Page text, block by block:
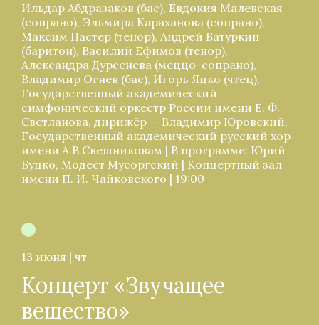
Ильдар Абдразаков (бас), Евдокия Малевская
(сопрано), Эльмира Караханова (сопрано),
Максим Пастер (тенор), Андрей Батуркин
(баритон), Василий Ефимов (тенор),
Александра Дурсенева (меццо-сопрано),
Владимир Огнев (бас), Игорь Яцко (чтец),
Государственный академический
симфонический оркестр России имени Е. Ф.
Светланова, дирижёр — Владимир Юровский,
Государственный академический русский хор
имени А.В.Свешниковам | В программе: Юрий
Буцко, Модест Мусоргский | Концертный зал
имени П. И. Чайковского | 19:00
13 июня | чт
Концерт «Звучащее
вещество»